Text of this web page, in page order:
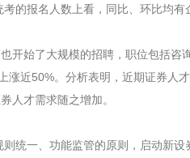
的报名人数上看，同比、环比均有
始了大规模的招聘，职位包括咨
近50%。分析表明，近期证券人
人才需求随之增加。
一、功能监管的原则，启动新设